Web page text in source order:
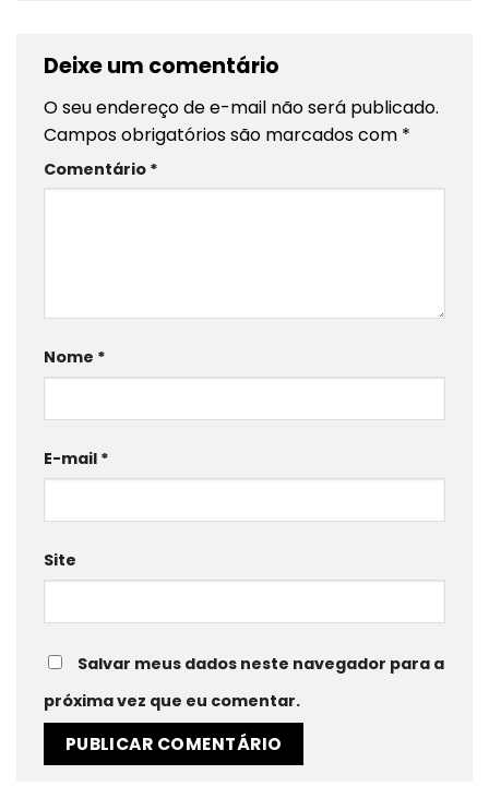
Deixe um comentário
O seu endereço de e-mail não será publicado.
Campos obrigatórios são marcados com *
Comentário *
Nome *
E-mail *
Site
Salvar meus dados neste navegador para a
próxima vez que eu comentar.